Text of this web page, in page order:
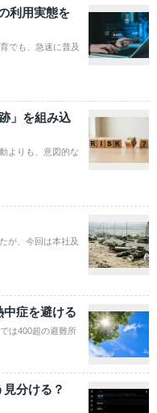
利用実態を
でも、急速に普及
」を組み込
よりも、意図的な
が、今回は本社及
症を避ける
は400超の避難所
分ける？